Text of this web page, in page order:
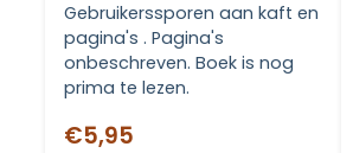
Gebruikerssporen aan kaft en
pagina's . Pagina's
onbeschreven. Boek is nog
prima te lezen.
€5,95